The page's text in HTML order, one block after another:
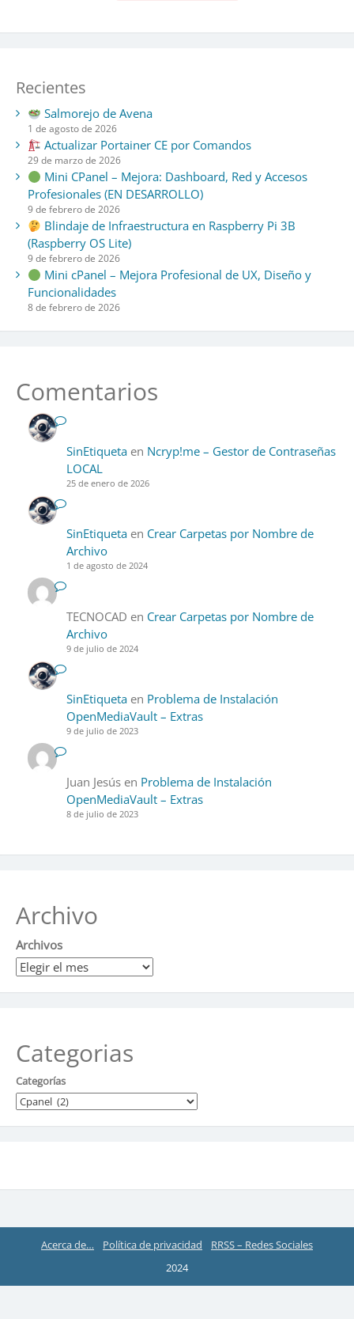
Recientes
Salmorejo de Avena
1 de agosto de 2026
Actualizar Portainer CE por Comandos
29 de marzo de 2026
Mini CPanel – Mejora: Dashboard, Red y Accesos
Profesionales (EN DESARROLLO)
9 de febrero de 2026
Blindaje de Infraestructura en Raspberry Pi 3B
(Raspberry OS Lite)
9 de febrero de 2026
Mini cPanel – Mejora Profesional de UX, Diseño y
Funcionalidades
8 de febrero de 2026
Comentarios
SinEtiquetaen Ncryp!me – Gestor de Contraseñas
LOCAL
25 de enero de 2026
SinEtiquetaen Crear Carpetas por Nombre de
Archivo
1 de agosto de 2024
TECNOCAD en Crear Carpetas por Nombre de
Archivo
9 de julio de 2024
SinEtiquetaen Problema de Instalación
OpenMediaVault – Extras
9 de julio de 2023
Juan Jesúsen Problema de Instalación
OpenMediaVault – Extras
8 de julio de 2023
Archivo
Archivos
Categorias
Categorías
Acerca de… Política de privacidad
RRSS – Redes Sociales
2024